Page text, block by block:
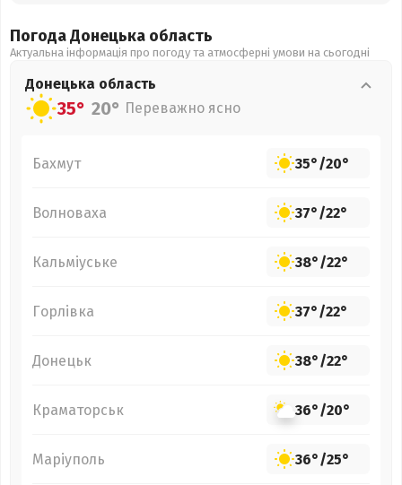
Погода Донецька область
Актуальна інформація про погоду та атмосферні умови на сьогодні
Донецька область
35° 20° Переважно ясно
Бахмут 35°/20°
Волноваха 37°/22°
Кальміуське 38°/22°
Горлівка 37°/22°
Донецьк 38°/22°
Краматорськ 36°/20°
Маріуполь 36°/25°